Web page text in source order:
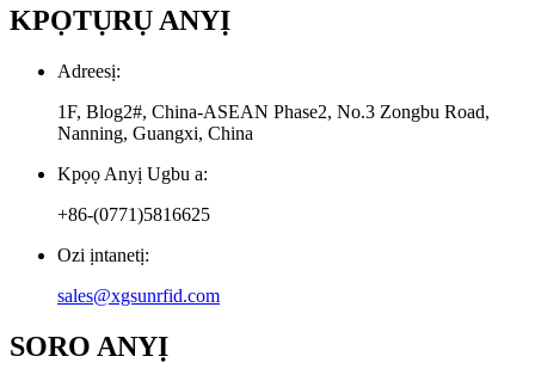
KPỌTỤRỤ ANYỊ
Adreesị:
1F, Blog2#, China-ASEAN Phase2, No.3 Zongbu Road,
Nanning, Guangxi, China
Kpọọ Anyị Ugbu a:
+86-(0771)5816625
Ozi ịntanetị:
sales@xgsunrfid.com
SORO ANYỊ